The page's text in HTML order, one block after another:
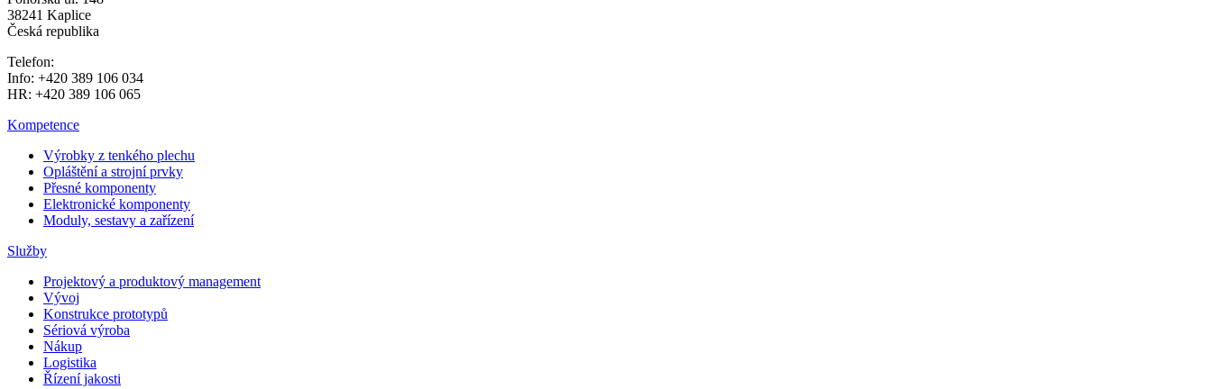
38241 Kaplice
Česká republika
Telefon:
Info: +420 389 106 034
HR: +420 389 106 065
Kompetence
Výrobky z tenkého plechu
Opláštění a strojní prvky
Přesné komponenty
Elektronické komponenty
Moduly, sestavy a zařízení
Služby
Projektový a produktový management
Vývoj
Konstrukce prototypů
Sériová výroba
Nákup
Logistika
Řízení jakosti